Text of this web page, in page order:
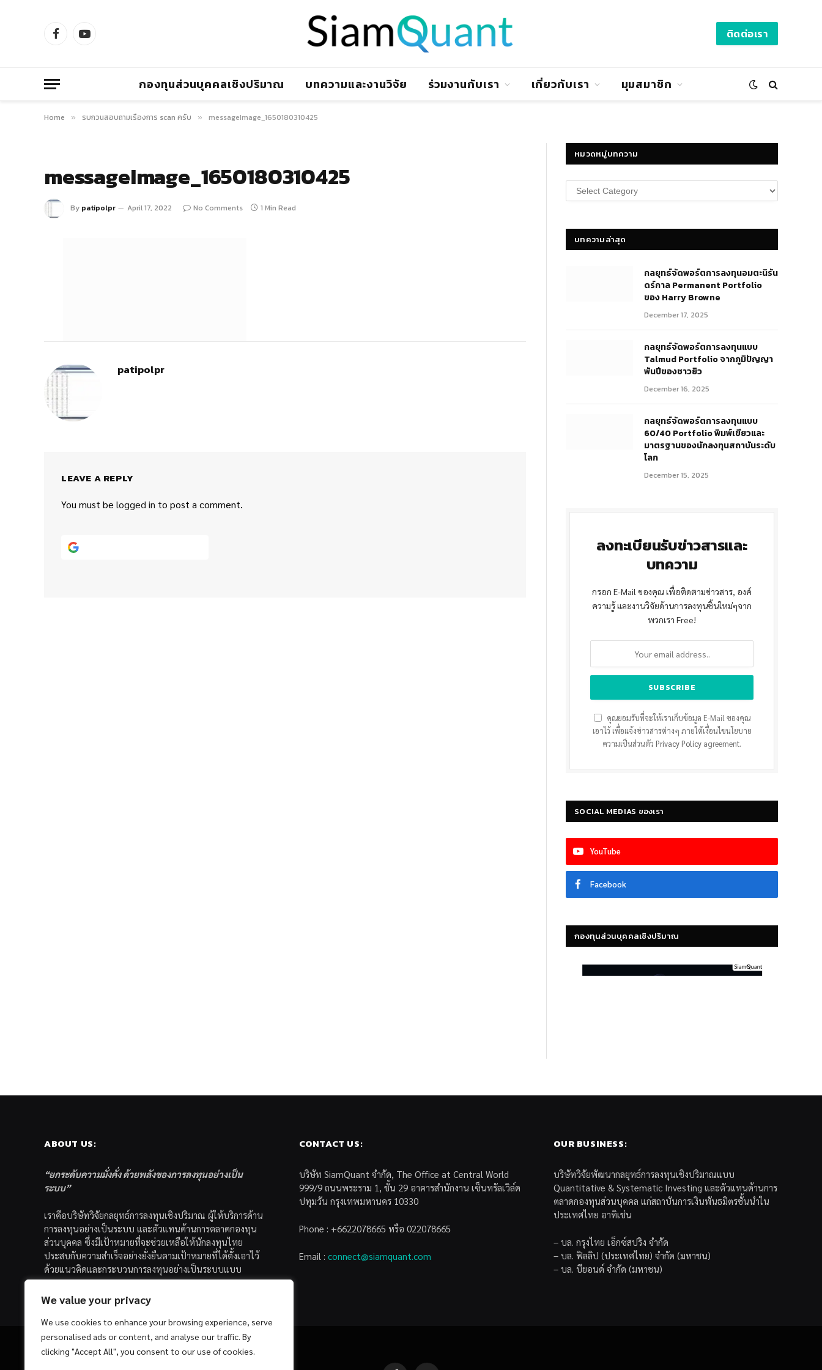
We value your privacy
We use cookies to enhance your browsing experience, serve
personalised ads or content, and analyse our traffic. By
clicking "Accept All", you consent to our use of cookies.
FacebookYouTube ติดต่อเรา
กองทุนส่วนบุคคลเชิงปริมาณ บทความและงานวิจัย ร่วมงานกับเรา เกี่ยวกับเรา มุมสมาชิก
Home » รบกวนสอบถามเรื่องการ scan ครับ » messageImage_1650180310425
messageImage_1650180310425
By patipolpr April 17, 2022 No Comments 1 Min Read
patipolpr
LEAVE A REPLY
You must be logged in to post a comment.
หมวดหมู่บทความ
หมวด
หมู่
บทความล่าสุด
กลยุทธ์​จัดพอร์ตการลงทุนอมตะนิรัน
ดร์กาล Permanent Portfolio
ของ Harry Browne
December 17, 2025
กลยุทธ์จัดพอร์ตการลงทุนแบบ
Talmud Portfolio จากภูมิปัญญา
พันปีของชาวยิว
December 16, 2025
กลยุทธ์จัดพอร์ตการลงทุนแบบ
60/40 Portfolio พิมพ์เขียวและ
มาตรฐานของนักลงทุนสถาบันระดับ
โลก
December 15, 2025
ลงทะเบียนรับข่าวสารและ
บทความ
กรอก E-Mail ของคุณ เพื่อติดตามข่าวสาร, องค์
ความรู้ และงานวิจัยด้านการลงทุนชิ้นใหม่ๆจาก
พวกเรา Free!
คุณยอมรับที่จะให้เราเก็บข้อมูล E-Mail ของคุณ
เอาไว้ เพื่อแจ้งข่าวสารต่างๆ ภายใต้เงื่อนไขนโยบาย
ความเป็นส่วนตัว Privacy Policy agreement.
SOCIAL MEDIAS ของเรา
YouTube
Facebook
กองทุนส่วนบุคคลเชิงปริมาณ
ABOUT US:
“ยกระดับความมั่งคั่ง ด้วยพลังของการลงทุนอย่างเป็น
ระบบ”
เราคือบริษัทวิจัยกลยุทธ์การลงทุนเชิงปริมาณ ผู้ให้บริการด้าน
การลงทุนอย่างเป็นระบบ และตัวแทนด้านการตลาดกองทุน
ส่วนบุคคล ซึ่งมีเป้าหมายที่จะช่วยเหลือให้นักลงทุนไทย
ประสบกับความสำเร็จอย่างยั่งยืนตามเป้าหมายที่ได้ตั้งเอาไว้
ด้วยแนวคิดและกระบวนการลงทุนอย่างเป็นระบบแบบ
Quantitative & Systematic Investing
CONTACT US:
บริษัท SiamQuant จำกัด, The Office at Central World
999/9 ถนนพระราม 1, ชั้น 29 อาคารสำนักงาน เซ็นทรัลเวิล์ด
ปทุมวัน กรุงเทพมหานคร 10330
Phone : +6622078665 หรือ 022078665
Email : connect@siamquant.com
OUR BUSINESS:
บริษัทวิจัยพัฒนากลยุทธ์การลงทุนเชิงปริมาณแบบ
Quantitative & Systematic Investing และตัวแทนด้านการ
ตลาดกองทุนส่วนบุคคล แก่สถาบันการเงินพันธมิตรชั้นนำใน
ประเทศไทย อาทิเช่น
– บล. กรุงไทย เอ็กซ์สปริง จำกัด
– บล. ฟิลลิป (ประเทศไทย) จำกัด (มหาชน)
– บล. บียอนด์ จำกัด (มหาชน)